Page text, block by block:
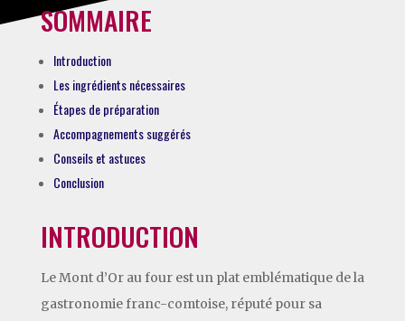
SOMMAIRE
Introduction
Les ingrédients nécessaires
Étapes de préparation
Accompagnements suggérés
Conseils et astuces
Conclusion
INTRODUCTION
Le Mont d’Or au four est un plat emblématique de la
gastronomie franc-comtoise, réputé pour sa